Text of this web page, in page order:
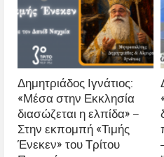
Δημητριάδος Ιγνάτιος:
«Μέσα στην Εκκλησία
διασώζεται η ελπίδα» –
Στην εκπομπή «Τιμής
Ένεκεν» του Τρίτου